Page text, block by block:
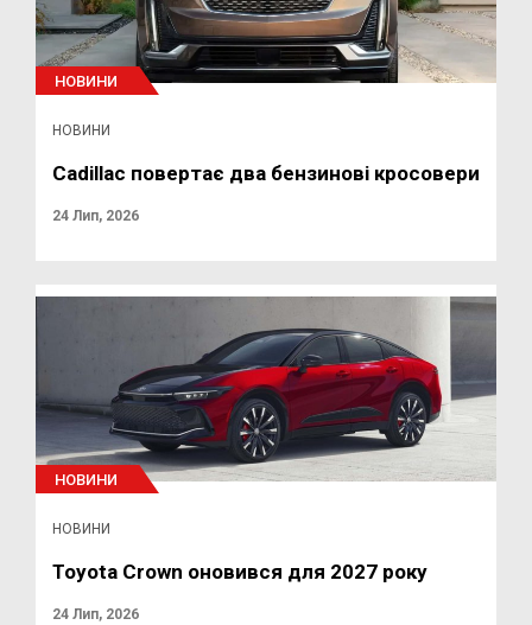
НОВИНИ
НОВИНИ
Cadillac повертає два бензинові кросовери
24 Лип, 2026
НОВИНИ
НОВИНИ
Toyota Crown оновився для 2027 року
24 Лип, 2026